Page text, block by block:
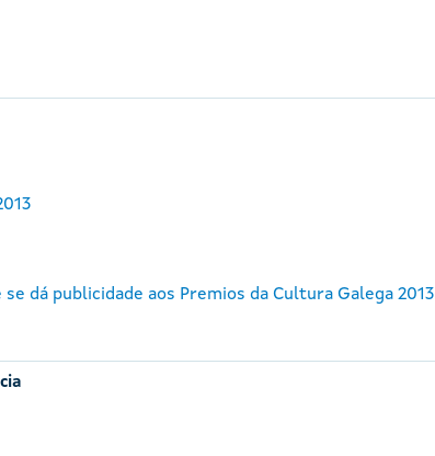
dá publicidade aos Premios da Cultura Galega 2013